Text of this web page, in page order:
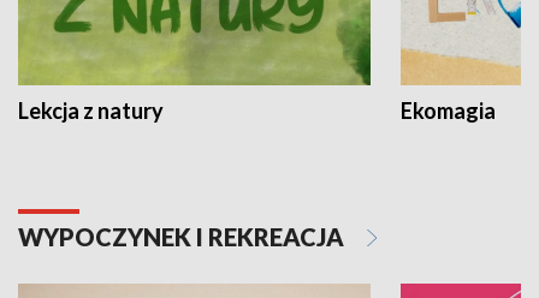
Lekcja z natury Ekomagia
WYPOCZYNEK I REKREACJA